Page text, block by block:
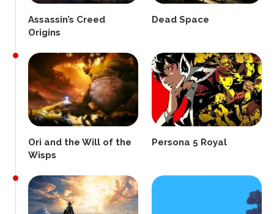
Assassin’s Creed
Origins
Dead Space
Ori and the Will of the
Wisps
Persona 5 Royal